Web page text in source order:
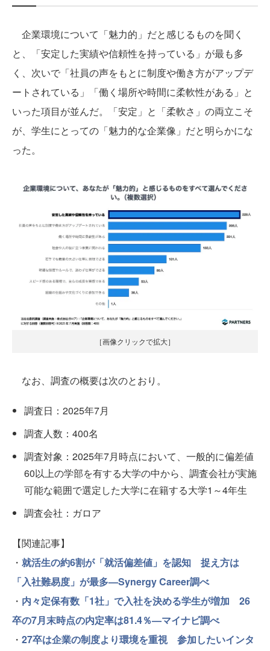
企業環境について「魅力的」だと感じるものを聞く
と、「安定した実績や信頼性を持っている」が最も多
く、次いで「社員の声をもとに制度や働き方がアップデ
ートされている」「働く場所や時間に柔軟性がある」と
いった項目が並んだ。「安定」と「柔軟さ」の両立こそ
が、学生にとっての「魅力的な企業像」だと明らかにな
った。
［画像クリックで拡大］
なお、調査の概要は次のとおり。
調査日：2025年7月
調査人数：400名
調査対象：2025年7月時点において、一般的に偏差値
60以上の学部を有する大学の中から、調査会社が実施
可能な範囲で選定した大学に在籍する大学1～4年生
調査会社：ガロア
【関連記事】
・ 就活生の約6割が「就活偏差値」を認知 捉え方は
「入社難易度」が最多—Synergy Career調べ
・ 内々定保有数「1社」で入社を決める学生が増加 26
卒の7月末時点の内定率は81.4％—マイナビ調べ
・ 27卒は企業の制度より環境を重視 参加したいインタ